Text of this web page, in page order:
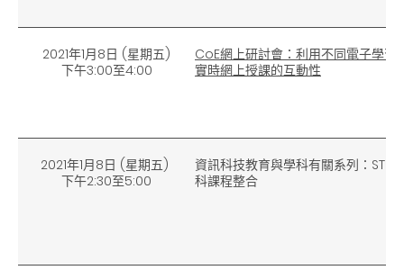
2021年1月8日 (星期五)
下午3:00至4:00
CoE網上研討會：利用不同電子學習
實時網上授課的互動性
2021年1月8日 (星期五)
下午2:30至5:00
資訊科技教育與學科有關系列：
科課程整合